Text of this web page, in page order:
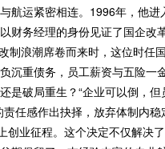
航运紧密相连。1996年，他进
财务经理的身份见证了国企改革
制浪潮席卷而来时，这位时任
沉重债务，员工薪资与五险一
是破局重生？“企业可以倒，但
责任感作出抉择，放弃体制内
创业征程。这个决定不仅解决